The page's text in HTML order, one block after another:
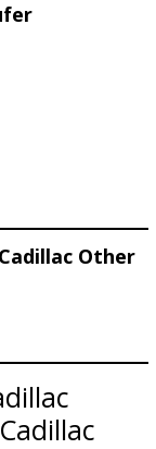
Other